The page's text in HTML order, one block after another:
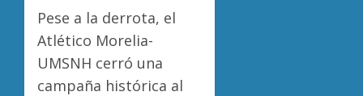
Pese a la derrota, el
Atlético Morelia-
UMSNH cerró una
campaña histórica al